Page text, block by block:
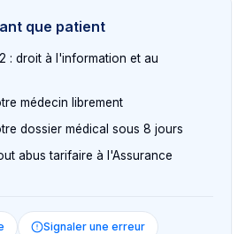
que patient
: droit à l'information et au
médecin librement
dossier médical sous 8 jours
abus tarifaire à l'Assurance
Signaler une erreur